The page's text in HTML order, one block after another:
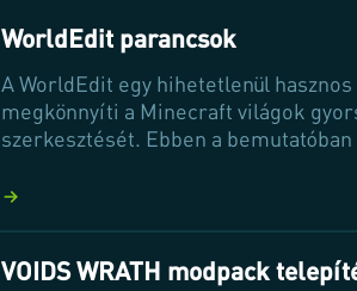
WorldEdit parancsok
A WorldEdit egy hihetetlenül
megkönnyíti a Minecraft világok
szerkesztését. Ebben a
tájat és építkezhetsz. Tanuld meg,
VOIDS WRATH modpack